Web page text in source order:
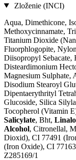
Zloženie (INCI)
Aqua, Dimethicone,
Methoxycinnamate,
Titanium Dioxide
Fluorphlogopite,
Diisopropyl Sebacate,
Disteardimonium
Magnesium Sulphate,
Disodium Stearoyl
Dipentaerythrityl
Glucoside, Silica
Tocopherol (Vitamin
Salicylate, Bht,
Alcohol, Citronellal,
Dioxid), CI 77491
(Iron Oxide), CI
Z285169/1